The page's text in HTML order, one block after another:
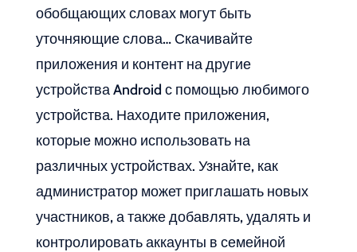
обобщающих словах могут быть
уточняющие слова… Скачивайте
приложения и контент на другие
устройства Android с помощью любимого
устройства. Находите приложения,
которые можно использовать на
различных устройствах. Узнайте, как
администратор может приглашать новых
участников, а также добавлять, удалять и
контролировать аккаунты в семейной